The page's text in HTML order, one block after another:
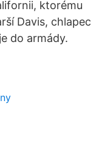
ktorému
Davis, chlapec
do armády.